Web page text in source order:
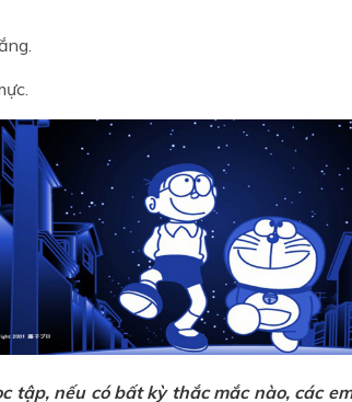
tập, nếu có bất kỳ thắc mắc nào, các